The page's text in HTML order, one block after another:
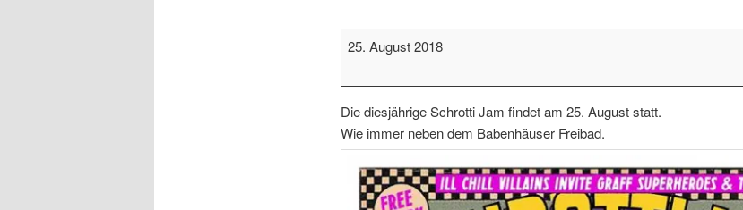
SCHROTTI
25. August 2018
Die diesjährige Schrotti Jam findet am 25. August statt.
Wie immer neben dem Babenhäuser Freibad.